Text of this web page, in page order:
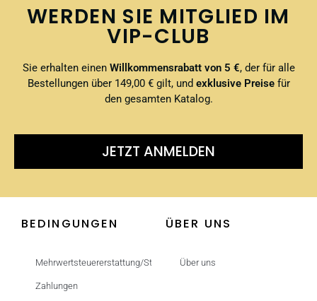
WERDEN SIE MITGLIED IM
VIP-CLUB
Sie erhalten einenWillkommensrabatt von 5 €, der für alle
Bestellungen über 149,00 € gilt, und exklusive Preisefür
den gesamten Katalog.
JETZT ANMELDEN
BEDINGUNGEN
Mehrwertsteuererstattung/Steuerfrei
Zahlungen
ÜBER UNS
Über uns